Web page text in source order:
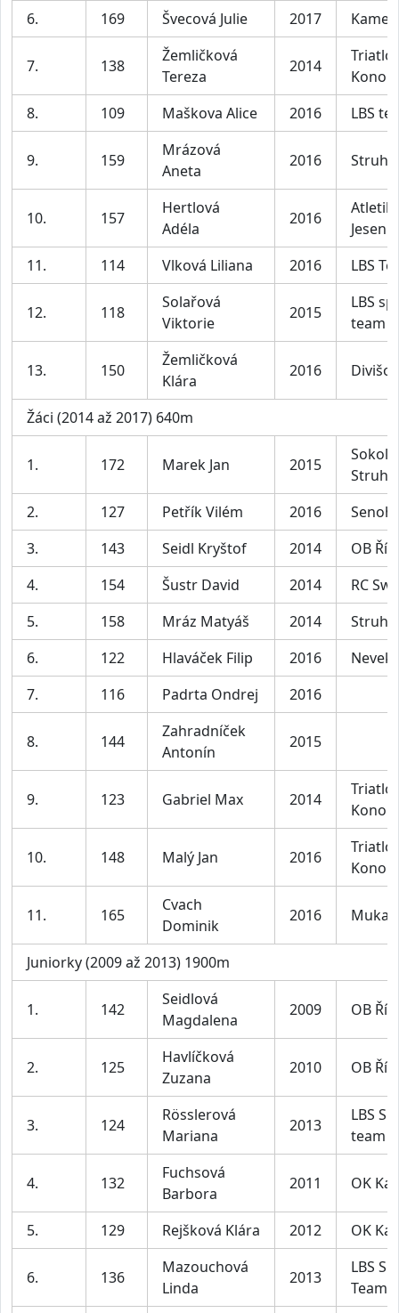
6. 169 Švecová Julie 2017
7. 138
Žemličková
Tereza
2014
8.
109 Maškova Alice 2016 LBS
9. 159
Mrázová
Aneta
2016
10. 157
Hertlová
Adéla
2016
11.
114 Vlková Liliana 2016 LBS
12. 118
Solařová
Viktorie
2015
LBS
team
13. 150
Žemličková
Klára
2016 Divišov
Žáci (2014 až 2017) 640m
1. 172 Marek Jan 2015
Sokol
2.
127 Petřík Vilém 2016
3.
143 Seidl Kryštof 2014
OB
4.
154 Šustr David 2014
RC
5.
158 Mráz Matyáš 2014
6.
122 Hlaváček Filip 2016
7.
116 Padrta Ondrej 2016
8. 144
Zahradníček
Antonín
2015
9. 123 Gabriel Max 2014
10. 148 Malý Jan 2016
11. 165
Cvach
Dominik
2016
Juniorky (2009 až 2013) 1900m
1. 142
Seidlová
Magdalena
2009 OB
2. 125
Havlíčková
Zuzana
2010 OB
3. 124
Rösslerová
Mariana
2013
LBS
team
4. 132
Fuchsová
Barbora
2011 OK
5. 129 Rejšková Klára 2012 OK
6. 136
Mazouchová
Linda
2013
LBS
Team